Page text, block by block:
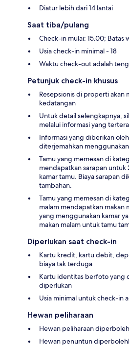
Diatur lebih dari 14 lantai
Saat tiba/pulang
Check-in mulai: 15.00;
Usia check-in minimal - 18
Waktu check-out adalah
Petunjuk check-in khusus
Resepsionis di properti akan
kedatangan
Untuk detail selengkapnya,
melalui informasi yang
Informasi yang diberikan
diterjemahkan
Tamu yang memesan di
mendapatkan sarapan
kamar tamu. Biaya sarapan
tambahan.
Tamu yang memesan di
malam mendapatkan makan
yang menggunakan kamar
makan malam untuk tamu
Diperlukan saat check-in
Kartu kredit, kartu debit,
biaya tak terduga
Kartu identitas berfoto yang
diperlukan
Usia minimal untuk check-in
Hewan peliharaan
Hewan peliharaan
Hewan penuntun